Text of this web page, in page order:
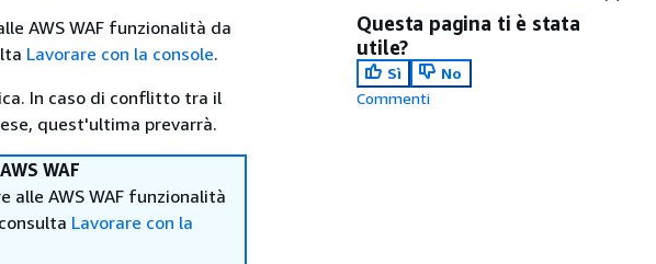
AWS WAF funzionalità da
Lavorare con la console.
In caso di conflitto tra il
quest'ultima prevarrà.
WAF
alle AWS WAF funzionalità
Lavorare con la
Questa pagina ti è stata
utile?
Sì
No
Commenti